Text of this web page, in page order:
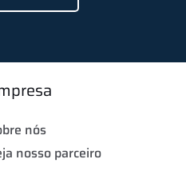
nós
nosso parceiro